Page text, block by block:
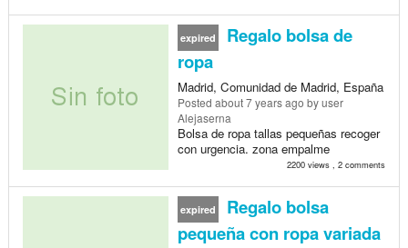
expired
Regalo bolsa de
ropa
Madrid, Comunidad de Madrid, España
Posted about 7 years ago by user
Alejaserna
Bolsa de ropa tallas pequeñas recoger
con urgencia. zona empalme
2200 views , 2 comments
expired
Regalo bolsa
pequeña con ropa variada